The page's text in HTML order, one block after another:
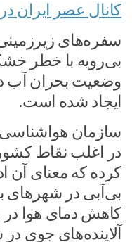
کانال عصر ایران
سفره‌های
بی‌رویه با خطر
ایجاد شده است.
سازمان هواشناسی
در اغلب نقاط
کرده که معنای آن
بی‌آبی در شهرهای
کاهش دمای هوا در
آلاینده‌های جوی